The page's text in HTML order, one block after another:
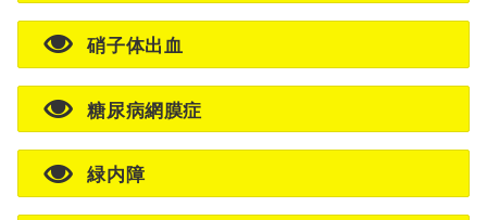
硝子体出血
糖尿病網膜症
緑内障